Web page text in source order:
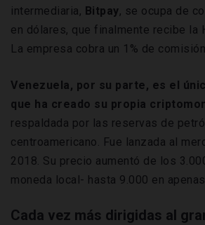
intermediaria, Bitpay, se ocupa de
en dólares, que finalmente recibe la
La empresa cobra un 1% de
Venezuela, por su parte, es el
que ha creado su propia
respaldada por las reservas de
centroamericano. Fue lanzada al
2018. Su precio aumentó de los
moneda local- hasta 9.000 en
Cada vez más dirigidas al